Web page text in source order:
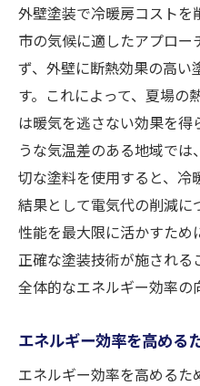
外壁塗装で冷暖房コストを
市の気候に適したアプロー
ず、外壁に断熱効果の高い
す。これによって、夏場の
は暖気を逃さない効果を得
うな気温差のある地域で
切な塗料を使用すると、冷
結果として電気代の削減に
性能を最大限に活かすため
正確な塗装技術が施される
全体的なエネルギー効率の
エネルギー効率を高める
エネルギー効率を高める